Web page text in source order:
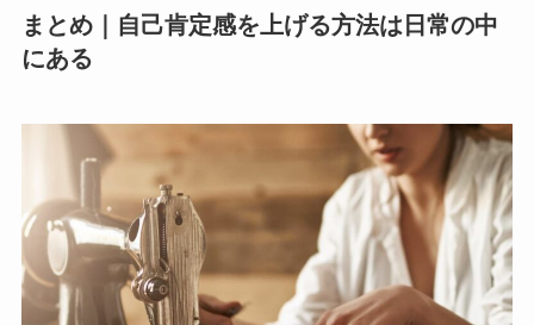
まとめ｜自己肯定感を上げる方法は日常の中
にある